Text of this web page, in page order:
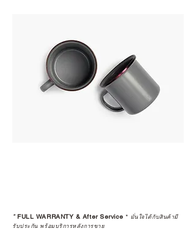
*FULL WARRANTY & After Service * มั่นใจได้กับสินค้ามี
รับประกัน พร้อมบริการหลังการขาย